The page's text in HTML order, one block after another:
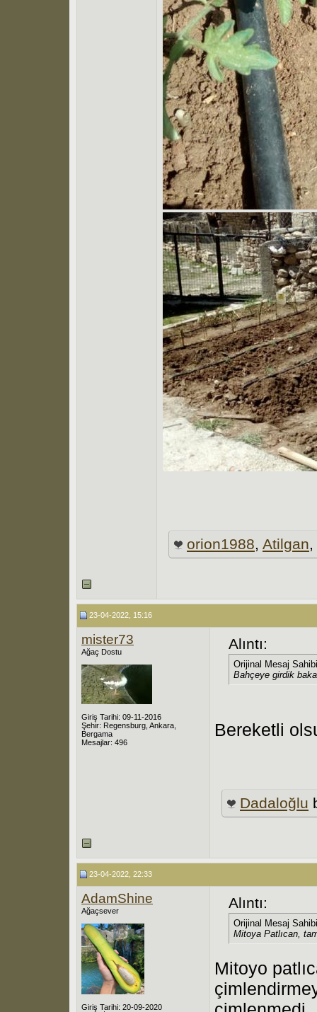
orion1988, Atilgan,
23-04-2022, 15:16
mister73
Ağaç Dostu
Giriş Tarihi: 09-11-2016
Şehir: Regensburg, Ankara,
Bergama
Mesajlar: 496
Alıntı:
Orijinal Mesaj
Bahçeye girdik
Bereketli
Dadaloğlu
23-04-2022, 22:33
AdamShine
Ağaçsever
Giriş Tarihi: 20-09-2020
Alıntı:
Orijinal Mesaj
Mitoya Patlıcan,
Mitoyo